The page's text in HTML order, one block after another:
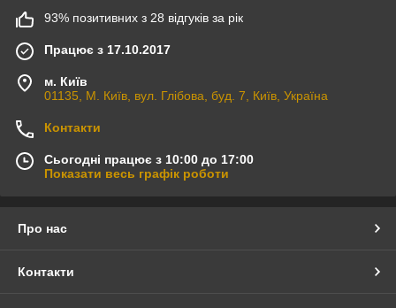
93% позитивних з 28 відгуків за рік
Працює з 17.10.2017
м. Київ
01135, М. Київ, вул. Глібова, буд. 7, Київ, Україна
Контакти
Сьогодні працює з 10:00 до 17:00
Показати весь графік роботи
Про нас
Контакти